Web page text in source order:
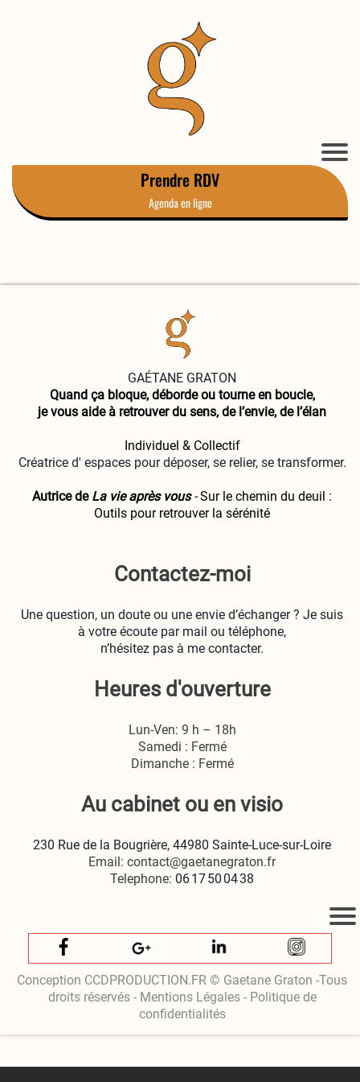
Prendre RDV
Agenda en ligne
GAÉTANE GRATON
Quand ça bloque, déborde ou tourne en boucle,
je vous aide à retrouver du sens, de l’envie, de l’élan
Individuel & Collectif
Créatrice d' espaces pour déposer, se relier, se transformer.
Autrice de La vie après vous-Sur le chemin du deuil :
Outils pour retrouver la sérénité
Contactez-moi
Une question, un doute ou une envie d’échanger ? Je suis
à votre écoute par mail ou téléphone,
n’hésitez pas à me contacter.
Heures d'ouverture
Lun-Ven: 9 h – 18h
Samedi : Fermé
Dimanche : Fermé
Au cabinet ou en visio
230 Rue de la Bougrière, 44980 Sainte‑Luce‑sur‑Loire
Email: contact@gaetanegraton.fr
Telephone: 06 17 50 04 38
Conception CCDPRODUCTION.FR © Gaetane Graton -Tous
droits réservés - Mentions Légales - Politique de
confidentialités